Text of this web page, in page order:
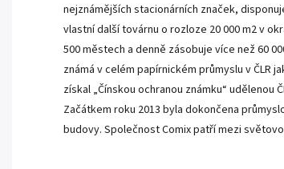
nejznámějších stacionárních značek,
vlastní další továrnu o rozloze 20 000 m2 v
500 městech a denně zásobuje více než 60
známá v celém papírnickém průmyslu v ČLR
získal „Čínskou ochranou známku“
Začátkem roku 2013 byla dokončena
budovy. Společnost Comix patří mezi